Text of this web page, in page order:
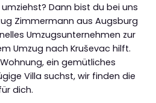
Dann bist du bei uns
Zimmermann aus Augsburg
Umzugsunternehmen zur
Umzug nach Kruševac hilft.
ein gemütliches
Villa suchst, wir finden die
dich.